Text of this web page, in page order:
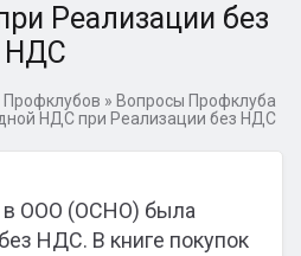
Реализации без
НДС
Профклубов » Вопросы Профклуба
НДС при Реализации без НДС
в ООО (ОСНО) была
НДС. В книге покупок